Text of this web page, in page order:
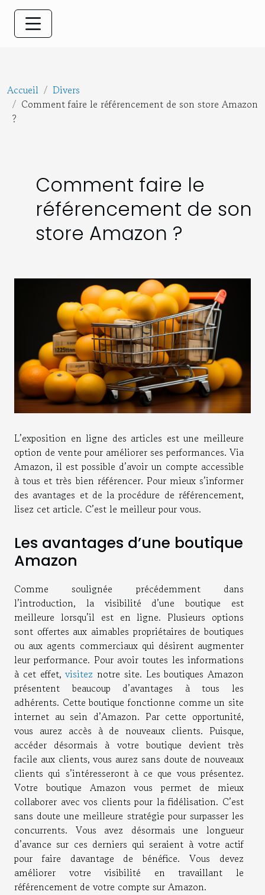
Accueil
Divers
Comment faire le référencement de son store Amazon
?
Comment faire le
référencement de son
store Amazon ?
L’exposition en ligne des articles est une meilleure
option de vente pour améliorer ses performances. Via
Amazon, il est possible d’avoir un compte accessible
à tous et très bien référencer. Pour mieux s’informer
des avantages et de la procédure de référencement,
lisez cet article. C’est le meilleur pour vous.
Les avantages d’une boutique
Amazon
Comme soulignée précédemment dans
l’introduction, la visibilité d’une boutique est
meilleure lorsqu’il est en ligne. Plusieurs options
sont offertes aux aimables propriétaires de boutiques
ou aux agents commerciaux qui désirent augmenter
leur performance. Pour avoir toutes les informations
à cet effet, visitez notre site. Les boutiques Amazon
présentent beaucoup d’avantages à tous les
adhérents. Cette boutique fonctionne comme un site
internet au sein d’Amazon. Par cette opportunité,
vous aurez accès à de nouveaux clients. Puisque,
accéder désormais à votre boutique devient très
facile aux clients, vous aurez sans doute de nouveaux
clients qui s’intéresseront à ce que vous présentez.
Votre boutique Amazon vous permet de mieux
collaborer avec vos clients pour la fidélisation. C’est
sans doute une meilleure stratégie pour surpasser les
concurrents. Vous avez désormais une longueur
d’avance sur ces derniers qui seraient à votre actif
pour faire davantage de bénéfice. Vous devez
améliorer votre visibilité en travaillant le
référencement de votre compte sur Amazon.